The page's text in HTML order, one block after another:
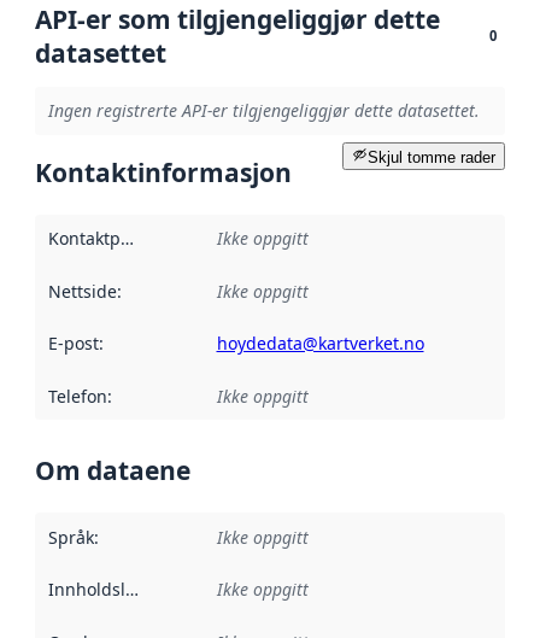
API-er som tilgjengeliggjør dette
datasettet
0
Ingen registrerte API-er tilgjengeliggjør dette datasettet.
Skjul tomme rader
Kontaktinformasjon
Kontaktpunkt Ikke oppgitt
Nettside: Ikke oppgitt
E-post: hoydedata@kartverket.no
Telefon: Ikke oppgitt
Om dataene
Språk: Ikke oppgitt
Innholdsleverandører :
Ikke oppgitt